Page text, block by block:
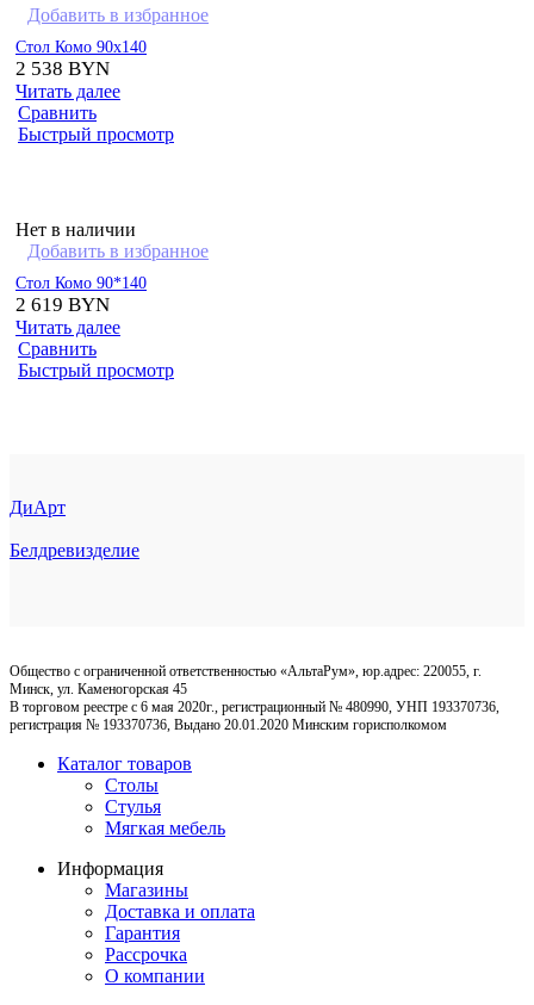
Добавить в избранное
Стол Комо 90х140
2 538 BYN
Читать далее
Сравнить
Быстрый просмотр
Нет в наличии
Добавить в избранное
Стол Комо 90*140
2 619 BYN
Читать далее
Сравнить
Быстрый просмотр
ДиАрт
Белдревизделие
Общество с ограниченной ответственностью «АльтаРум», юр.адрес: 220055, г.
Минск, ул. Каменогорская 45
В торговом реестре с 6 мая 2020г., регистрационный № 480990, УНП 193370736,
регистрация № 193370736, Выдано 20.01.2020 Минским горисполкомом
Каталог товаров
Столы
Стулья
Мягкая мебель
Информация
Магазины
Доставка и оплата
Гарантия
Рассрочка
О компании